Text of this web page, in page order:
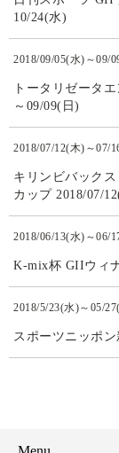
10/24(水)
2018/09/05(水)～09/
トータリゼータ
～09/09(日)
2018/07/12(木)～07/
キリンビバック
カップ 2018/07/
2018/06/13(水)～06/
K-mix杯 GIIウィ
2018/5/23(水)～05/
スポーツニッポ